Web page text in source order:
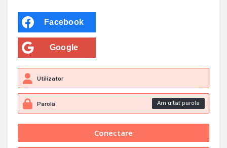
Facebook
Google
Am uitat parola